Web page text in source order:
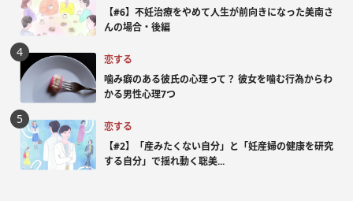
【#6】不妊治療をやめて人生が前向きになった美南さ
んの場合・後編
恋する
噛み癖のある彼氏の心理って？ 彼女を噛む行為からわ
かる男性心理7つ
恋する
【#2】「産みたくない自分」と「妊産婦の健康を研究
する自分」で揺れ動く聡美...